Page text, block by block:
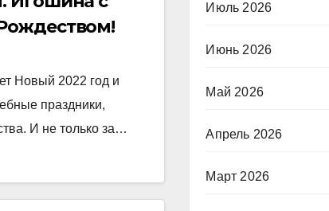
Новый 2022 год и
праздники,
И не только за…
Июль 2026
Июнь 2026
Май 2026
Апрель 2026
Март 2026